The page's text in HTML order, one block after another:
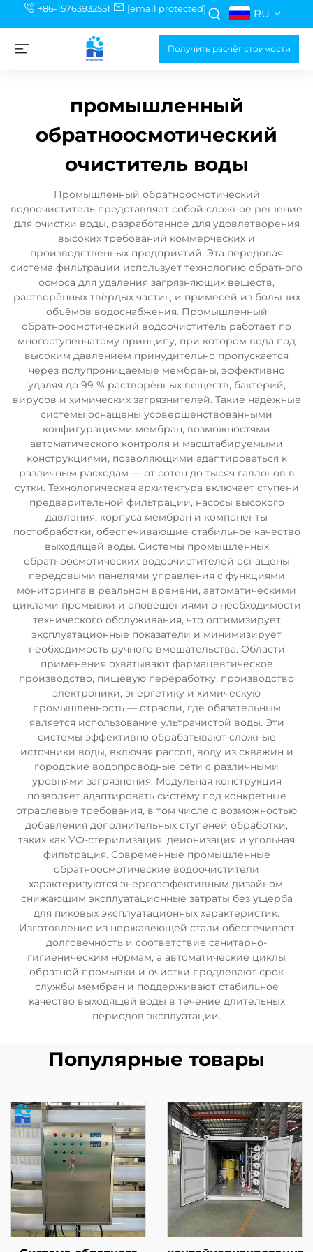
+86-15763932551 [email protected] RU
Получить расчёт стоимости
промышленный
обратноосмотический
очиститель воды
Промышленный обратноосмотический
водоочиститель представляет собой сложное решение
для очистки воды, разработанное для удовлетворения
высоких требований коммерческих и
производственных предприятий. Эта передовая
система фильтрации использует технологию обратного
осмоса для удаления загрязняющих веществ,
растворённых твёрдых частиц и примесей из больших
объёмов водоснабжения. Промышленный
обратноосмотический водоочиститель работает по
многоступенчатому принципу, при котором вода под
высоким давлением принудительно пропускается
через полупроницаемые мембраны, эффективно
удаляя до 99 % растворённых веществ, бактерий,
вирусов и химических загрязнителей. Такие надёжные
системы оснащены усовершенствованными
конфигурациями мембран, возможностями
автоматического контроля и масштабируемыми
конструкциями, позволяющими адаптироваться к
различным расходам — от сотен до тысяч галлонов в
сутки. Технологическая архитектура включает ступени
предварительной фильтрации, насосы высокого
давления, корпуса мембран и компоненты
постобработки, обеспечивающие стабильное качество
выходящей воды. Системы промышленных
обратноосмотических водоочистителей оснащены
передовыми панелями управления с функциями
мониторинга в реальном времени, автоматическими
циклами промывки и оповещениями о необходимости
технического обслуживания, что оптимизирует
эксплуатационные показатели и минимизирует
необходимость ручного вмешательства. Области
применения охватывают фармацевтическое
производство, пищевую переработку, производство
электроники, энергетику и химическую
промышленность — отрасли, где обязательным
является использование ультрачистой воды. Эти
системы эффективно обрабатывают сложные
источники воды, включая рассол, воду из скважин и
городские водопроводные сети с различными
уровнями загрязнения. Модульная конструкция
позволяет адаптировать систему под конкретные
отраслевые требования, в том числе с возможностью
добавления дополнительных ступеней обработки,
таких как УФ-стерилизация, деионизация и угольная
фильтрация. Современные промышленные
обратноосмотические водоочистители
характеризуются энергоэффективным дизайном,
снижающим эксплуатационные затраты без ущерба
для пиковых эксплуатационных характеристик.
Изготовление из нержавеющей стали обеспечивает
долговечность и соответствие санитарно-
гигиеническим нормам, а автоматические циклы
обратной промывки и очистки продлевают срок
службы мембран и поддерживают стабильное
качество выходящей воды в течение длительных
периодов эксплуатации.
Популярные товары